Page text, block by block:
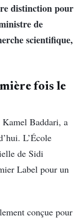
distinction pour
de
scientifique,
fois le
Kamel Baddari, a
L’École
de Sidi
Label pour un
conçue pour